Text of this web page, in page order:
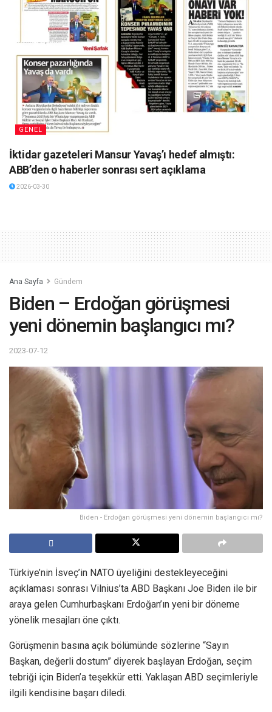
GENEL
İktidar gazeteleri Mansur Yavaş’ı hedef almıştı:
ABB’den o haberler sonrası sert açıklama
2026-03-30
Ana Sayfa Gündem
Biden – Erdoğan görüşmesi
yeni dönemin başlangıcı mı?
2023-07-12
Biden - Erdoğan görüşmesi yeni dönemin başlangıcı mı?
Türkiye’nin İsveç’in NATO üyeliğini destekleyeceğini
açıklaması sonrası Vilnius’ta ABD Başkanı Joe Biden ile bir
araya gelen Cumhurbaşkanı Erdoğan’ın yeni bir döneme
yönelik mesajları öne çıktı.
Görüşmenin basına açık bölümünde sözlerine “Sayın
Başkan, değerli dostum” diyerek başlayan Erdoğan, seçim
tebriği için Biden’a teşekkür etti. Yaklaşan ABD seçimleriyle
ilgili kendisine başarı diledi.